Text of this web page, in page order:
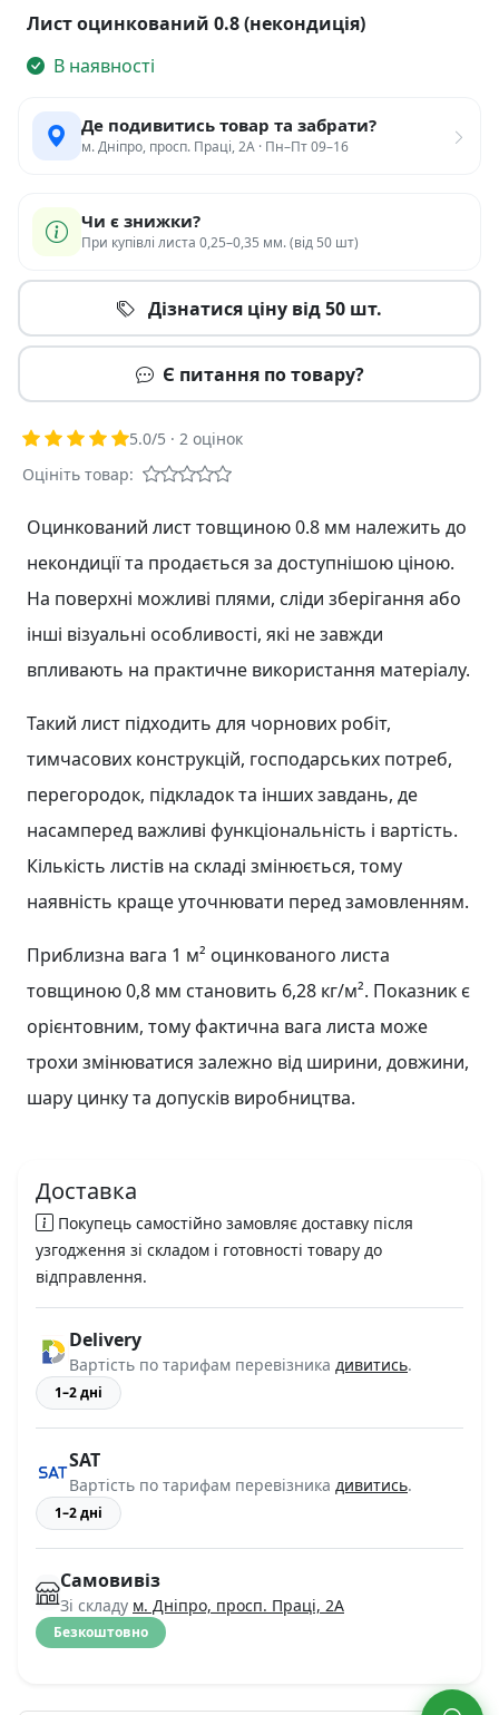
Лист оцинкований 0.8 (некондиція)
В наявності
Де подивитись товар та забрати?
м. Дніпро, просп. Праці, 2А · Пн–Пт 09–16
Чи є знижки?
При купівлі листа 0,25–0,35 мм. (від 50 шт)
Дізнатися ціну від 50 шт.
Є питання по товару?
5.0/5 · 2 оцінок
Оцініть товар:
Оцинкований лист товщиною 0.8 мм належить до
некондиції та продається за доступнішою ціною.
На поверхні можливі плями, сліди зберігання або
інші візуальні особливості, які не завжди
впливають на практичне використання матеріалу.
Такий лист підходить для чорнових робіт,
тимчасових конструкцій, господарських потреб,
перегородок, підкладок та інших завдань, де
насамперед важливі функціональність і вартість.
Кількість листів на складі змінюється, тому
наявність краще уточнювати перед замовленням.
Приблизна вага 1 м² оцинкованого листа
товщиною 0,8 мм становить 6,28 кг/м². Показник є
орієнтовним, тому фактична вага листа може
трохи змінюватися залежно від ширини, довжини,
шару цинку та допусків виробництва.
Доставка
Покупець самостійно замовляє доставку після
узгодження зі складом і готовності товару до
відправлення.
Delivery
Вартість по тарифам перевізника дивитись.
1–2 дні
SAT
Вартість по тарифам перевізника дивитись.
1–2 дні
Самовивіз
Зі складу м. Дніпро, просп. Праці, 2А
Безкоштовно